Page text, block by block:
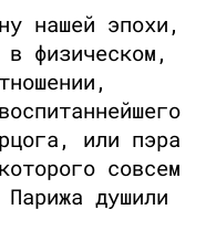
нашей эпохи,
физическом,
или пэра
совсем
душили